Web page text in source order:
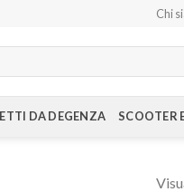
Chi
DA DEGENZA SCOOTER